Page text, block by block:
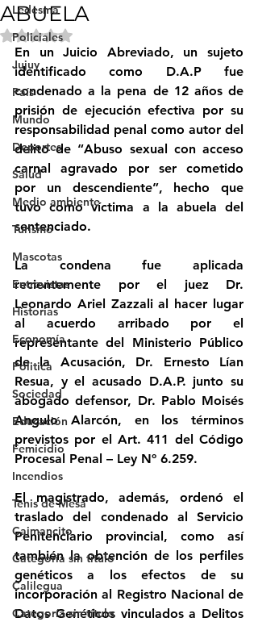
Ledesma
Policiales
Jujuy
País
Mundo
Deportes
Salud
Medio ambiente
Turismo
Mascotas
Entrevistas
Historias
Economía
Politica
Sociedad
Educación
Femicidio
Incendios
Tenis de Mesa
Caimancito
Categoría sin título
Calilegua
Categoría sin título
ABUELA
Obtuvo NaN de 5 estrellas.
En un Juicio Abreviado, un sujeto
identificado como D.A.P fue
condenado a la pena de 12 años de
prisión de ejecución efectiva por su
responsabilidad penal como autor del
delito de “Abuso sexual con acceso
carnal agravado por ser cometido
por un descendiente”, hecho que
tuvo como víctima a la abuela del
sentenciado.
La condena fue aplicada
recientemente por el juez Dr.
Leonardo Ariel Zazzali al hacer lugar
al acuerdo arribado por el
representante del Ministerio Público
de la Acusación, Dr. Ernesto Lían
Resua, y el acusado D.A.P. junto su
abogado defensor, Dr. Pablo Moisés
Angulo Alarcón, en los términos
previstos por el Art. 411 del Código
Procesal Penal – Ley Nº 6.259.
El magistrado, además, ordenó el
traslado del condenado al Servicio
Penitenciario provincial, como así
también la obtención de los perfiles
genéticos a los efectos de su
incorporación al Registro Nacional de
Datos Genéticos vinculados a Delitos